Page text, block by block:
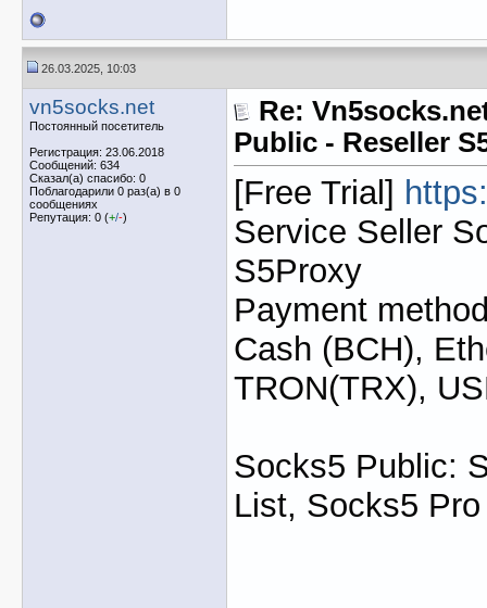
26.03.2025, 10:03
vn5socks.net
Постоянный посетитель
Регистрация: 23.06.2018
Сообщений: 634
Сказал(а) спасибо: 0
Поблагодарили 0 раз(а) в 0
сообщениях
Репутация: 0 (+/-)
Re:
Public - Reseller
[Free Trial]
Service Seller
S5Proxy
Payment
Cash (BCH),
TRON(TRX),
Socks5 Public:
List, Socks5 Pro